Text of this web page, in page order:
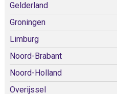
Gelderland
Groningen
Limburg
Noord-Brabant
Noord-Holland
Overijssel